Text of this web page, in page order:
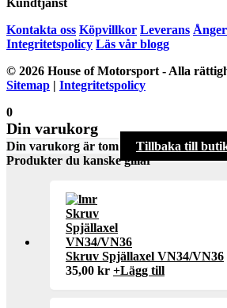
Kontakta oss Köpvillkor Leverans
Integritetspolicy Läs vår blogg
© 2026 House of Motorsport - Alla
Sitemap | Integritetspolicy
0
Din varukorg
Din varukorg är tom
Tillbaka till
Produkter du kanske gillar
Skruv Spjällaxel VN34/VN36
35,00 kr +Lägg till